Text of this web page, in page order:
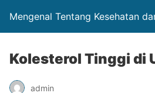
Mengenal Tentang Kesehatan
Kolesterol Tinggi di
admin